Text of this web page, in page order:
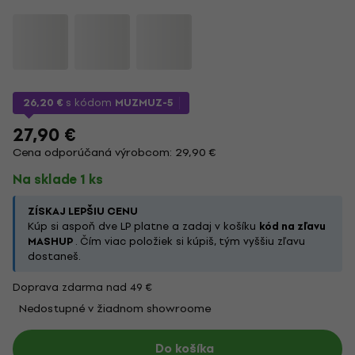
26,20 € s kódom MUZMUZ-5
27,90 €
Cena odporúčaná výrobcom: 29,90 €
Na sklade 1 ks
ZÍSKAJ LEPŠIU CENU
Kúp si aspoň dve LP platne a zadaj v košíku kód na zľavu
MASHUP. Čím viac položiek si kúpiš, tým vyššiu zľavu
dostaneš.
Doprava zdarma nad 49 €
Nedostupné v žiadnom showroome
Do košíka